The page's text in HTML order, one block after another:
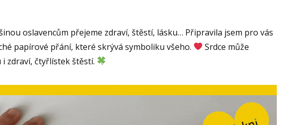
oslavencům přejeme zdraví, štěstí, lásku… Připravila jsem pro vás
papírové přání, které skrývá symboliku všeho.
Srdce může
zdraví, čtyřlístek štěstí.